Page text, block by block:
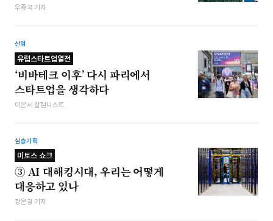
우종국 기자
산업
유럽스타트업열전
‘비바테크 이후’ 다시 파리에서
스타트업을 생각하다
이은서 칼럼니스트
심층기획
미토스 쇼크
③ AI 대해킹시대, 우리는 어떻게
대응하고 있나
강은경 기자